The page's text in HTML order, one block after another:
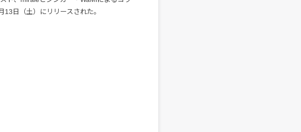
日（土）にリリースされた。